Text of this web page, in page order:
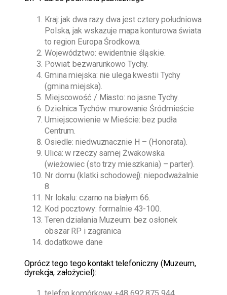
Kraj: jak dwa razy dwa jest cztery południowa
Polska, jak wskazuje mapa konturowa świata
to region Europa Środkowa.
Województwo: ewidentnie śląskie.
Powiat: bezwarunkowo Tychy.
Gmina miejska: nie ulega kwestii Tychy
(gmina miejska).
Miejscowość / Miasto: no jasne Tychy.
Dzielnica Tychów: murowanie Śródmieście
Umiejscowienie w Mieście: bez pudła
Centrum.
Osiedle: niedwuznacznie H – (Honorata).
Ulica: w rzeczy samej Żwakowska
(wieżowiec (sto trzy mieszkania) – parter).
Nr domu (klatki schodowej): niepodważalnie
8.
Nr lokalu: czarno na białym 66.
Kod pocztowy: formalnie 43-100.
Teren działania Muzeum: bez osłonek
obszar RP i zagranica
dodatkowe dane
Oprócz tegotego kontakt telefoniczny (Muzeum,
dyrekcja, założyciel):